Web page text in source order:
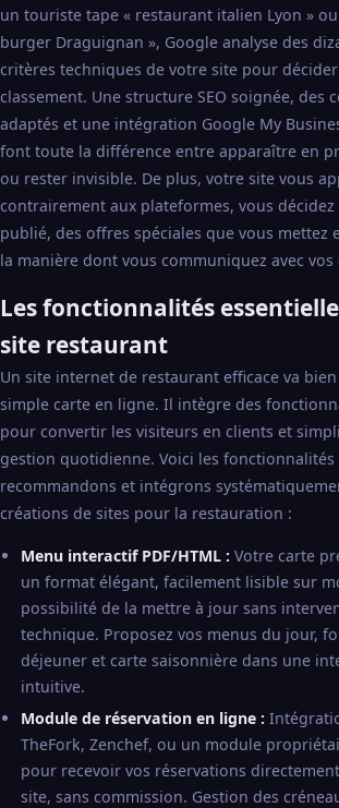
un touriste tape « restaurant italien Lyon »
burger Draguignan », Google analyse des
critères techniques de votre site pour
classement. Une structure SEO soignée, des
adaptés et une intégration Google My
font toute la différence entre apparaître en
ou rester invisible. De plus, votre site vous
contrairement aux plateformes, vous décidez
publié, des offres spéciales que vous mettez
la manière dont vous communiquez avec vos
Les fonctionnalités
site restaurant
Un site internet de restaurant efficace va
simple carte en ligne. Il intègre des
pour convertir les visiteurs en clients et
gestion quotidienne. Voici les fonctionnalités
recommandons et intégrons
créations de sites pour la restauration :
Menu interactif PDF/HTML : Votre carte
un format élégant, facilement lisible sur
possibilité de la mettre à jour sans
technique. Proposez vos menus du jour,
déjeuner et carte saisonnière dans une
intuitive.
Module de réservation en ligne :
TheFork, Zenchef, ou un module
pour recevoir vos réservations
site, sans commission. Gestion des